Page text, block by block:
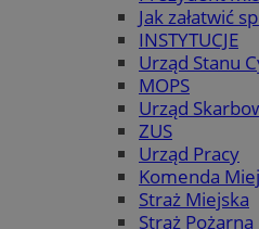
Jak załatwić
INSTYTUCJE
Urząd Stanu
MOPS
Urząd
ZUS
Urząd Pracy
Komenda
Straż Miejska
Straż Pożarna